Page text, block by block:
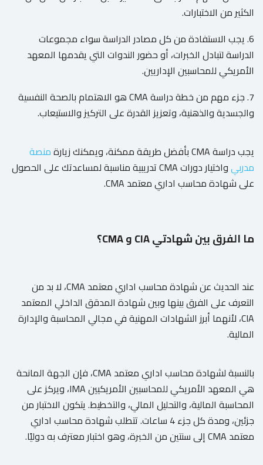
الكثير من الاختبارات.
6. يجب الاستفادة من كل مصادر الدراسة سواء مجموعات
الدراسة لتبادل الخبرات، أو حضور الندوات التي يقدمها المعهد
الأمريكي للمحاسبين الإداريين.
7. جزء مهم من خطة دراسة CMA هو الاهتمام بالصحة النفسية
والجسدية والذهنية، وتعزيز القدرة على التركيز والاستيعاب.
يجب دراسة CMA بأفضل طريقة ممكنة، ويمكنك زيارة
منصة
مدربي
واختيار دورات CMA تدريبية مناسبة لمساعدتك على الحصول
على شهادة محاسب اداري معتمد CMA.
ما الفرق بين شهادتي CIA و CMA؟
عند الحديث عن شهادة محاسب اداري معتمد CMA، لا بد من
التعرف على الفرق بينها وبين شهادة المدقق الداخلي المعتمد
CIA، لأنهما أبرز الشهادات المهنية في مجالي المحاسبة والإدارة
المالية.
بالنسبة لشهادة محاسب اداري معتمد CMA، فإن الجهة المانحة
هي المعهد الأمريكي للمحاسبين الأمريكيين IMA، ويركز على
المحاسبة المالية، والتحليل المالي، والتخطيط. يتكون الاختبار من
جزئين، ومدة كل جزء 4 ساعات. تتطلب شهادة محاسب اداري
معتمد CMA إلى سنتين من الخبرة، وهو اختبار معترف به دوليًا.